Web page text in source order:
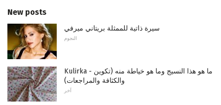
New posts
سيرة ذاتية للممثلة بريتاني ميرفي
النجوم
Kulirka - ما هو هذا النسيج وما هو خياطة منه (تكوين
والكثافة والمراجعات)
آخر